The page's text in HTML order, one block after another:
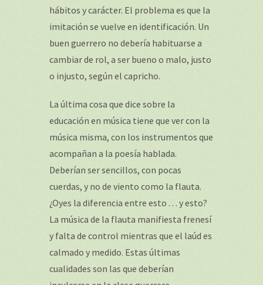
hábitos y carácter. El problema es que la
imitación se vuelve en identificación. Un
buen guerrero no debería habituarse a
cambiar de rol, a ser bueno o malo, justo
o injusto, según el capricho.
La última cosa que dice sobre la
educación en música tiene que ver con la
música misma, con los instrumentos que
acompañan a la poesía hablada.
Deberían ser sencillos, con pocas
cuerdas, y no de viento como la flauta.
¿Oyes la diferencia entre esto . . . y esto?
La música de la flauta manifiesta frenesí
y falta de control mientras que el laúd es
calmado y medido. Estas últimas
cualidades son las que deberían